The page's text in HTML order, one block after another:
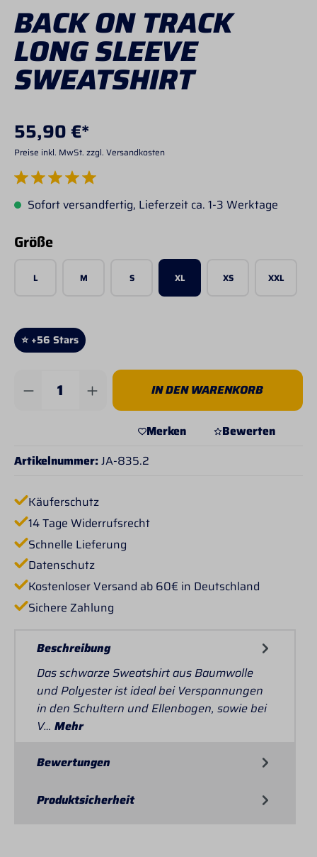
BACK ON TRACK
LONG SLEEVE
SWEATSHIRT
55,90 €*
Preise inkl. MwSt. zzgl. Versandkosten
Durchschnittliche Bewertung von 5 von 5 Sternen
Sofort versandfertig, Lieferzeit ca. 1-3 Werktage
Größeauswählen
L M S XL XS XXL
⭐ +56 Stars
Produkt Anzahl: Gib den gewünschten
IN DEN WARENKORB
Merken
Bewerten
Artikelnummer:JA-835.2
Käuferschutz
14 Tage Widerrufsrecht
Schnelle Lieferung
Datenschutz
Kostenloser Versand ab 60€ in Deutschland
Sichere Zahlung
Beschreibung
Das schwarze Sweatshirt aus Baumwolle
und Polyester ist ideal bei Verspannungen
in den Schultern und Ellenbogen, sowie bei
V… Mehr
Bewertungen
Produktsicherheit